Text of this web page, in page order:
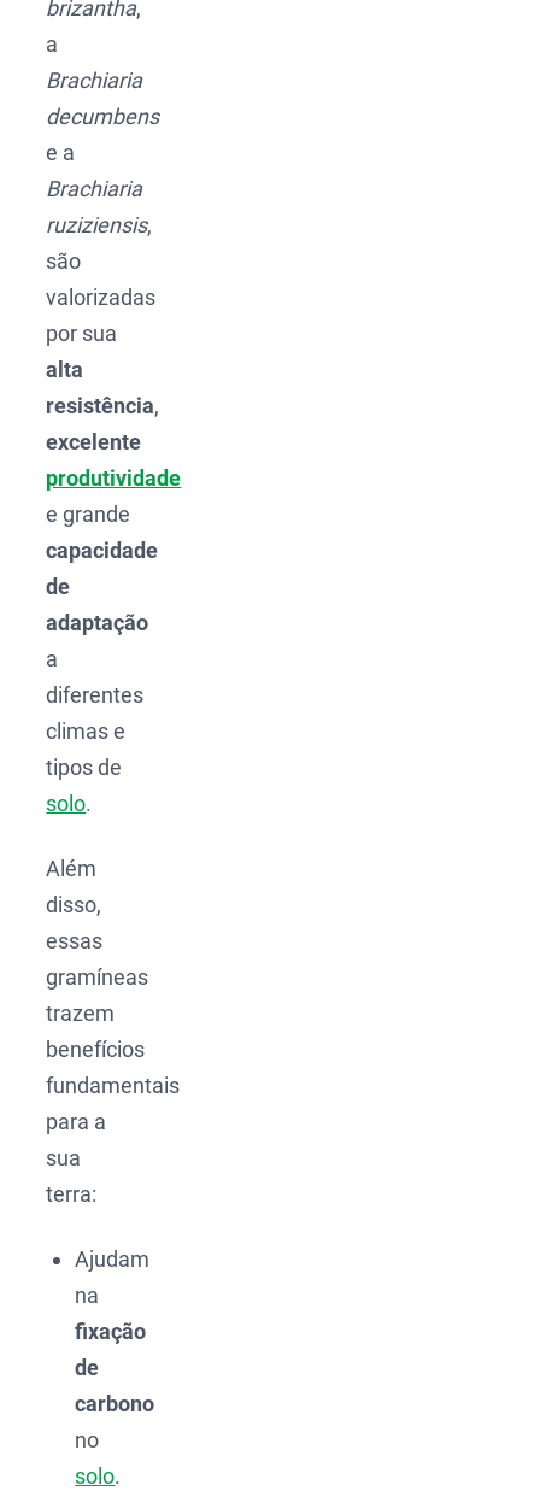
brizantha,
a
Brachiaria
decumbens
e a
Brachiaria
ruziziensis,
são
valorizadas
por sua
alta
resistência,
excelente
produtividade
e grande
capacidade
de
adaptação
a
diferentes
climas e
tipos de
solo.
Além
disso,
essas
gramíneas
trazem
benefícios
fundamentais
para a
sua
terra:
Ajudam
na
fixação
de
carbono
no
solo.